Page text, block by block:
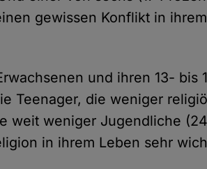
gewissen Konflikt in ihrem
und ihren 13- bis
Teenager, die weniger
weit weniger Jugendliche (24
in ihrem Leben sehr